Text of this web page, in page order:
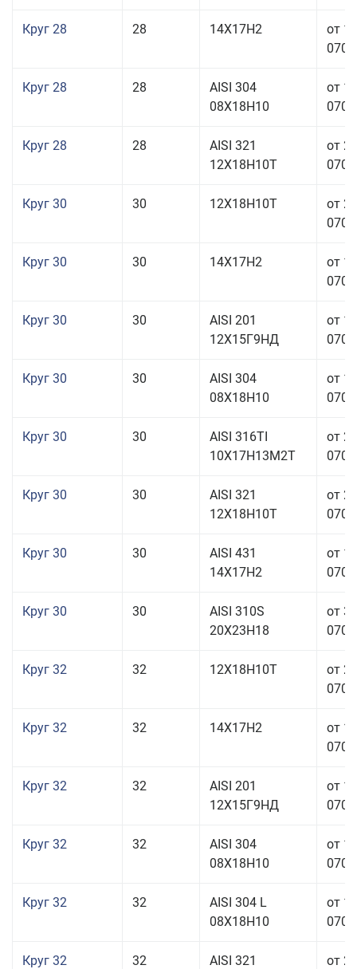
Круг 28 28 14Х17Н2
от
Круг 28 28
AISI 304
08Х18Н10
от
Круг 28 28
AISI 321
12Х18Н10Т
от
Круг 30 30 12Х18Н10Т
от
Круг 30 30 14Х17Н2
от
Круг 30 30
AISI 201
12Х15Г9НД
от
Круг 30 30
AISI 304
08Х18Н10
от
Круг 30 30
AISI 316TI
10Х17Н13М2Т
от
Круг 30 30
AISI 321
12Х18Н10Т
от
Круг 30 30
AISI 431
14Х17Н2
от
Круг 30 30
AISI 310S
20Х23Н18
от
Круг 32 32 12Х18Н10Т
от
Круг 32 32 14Х17Н2
от
Круг 32 32
AISI 201
12Х15Г9НД
от
Круг 32 32
AISI 304
08Х18Н10
от
Круг 32 32
AISI 304 L
08Х18Н10
от
Круг 32 32
AISI 321
от